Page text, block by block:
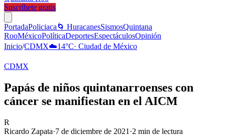
Suscríbete gratis
PortadaPoliciaca 🌀 HuracanesSismosQuintana
RooMéxicoPolíticaDeportesEspectáculosOpinión
Inicio/CDMX☁️14°C· Ciudad de México
CDMX
Papás de niños quintanarroenses con
cáncer se manifiestan en el AICM
R
Ricardo Zapata·7 de diciembre de 2021 ·2 min de lectura